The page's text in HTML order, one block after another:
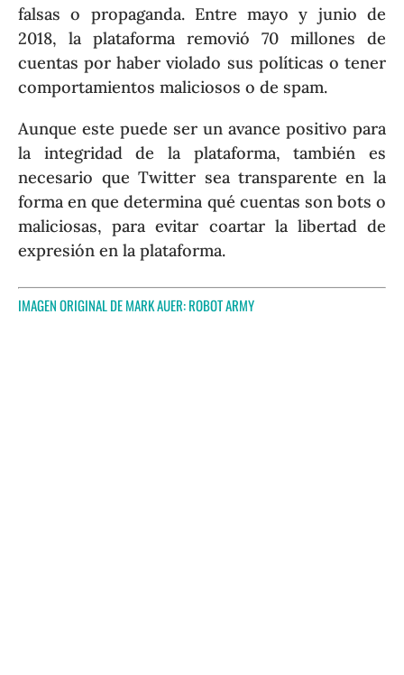
falsas o propaganda. Entre mayo y junio de
2018, la plataforma removió 70 millones de
cuentas por haber violado sus políticas o tener
comportamientos maliciosos o de spam.
Aunque este puede ser un avance positivo para
la integridad de la plataforma, también es
necesario que Twitter sea transparente en la
forma en que determina qué cuentas son bots o
maliciosas, para evitar coartar la libertad de
expresión en la plataforma.
IMAGEN ORIGINAL DE MARK AUER:ROBOT ARMY